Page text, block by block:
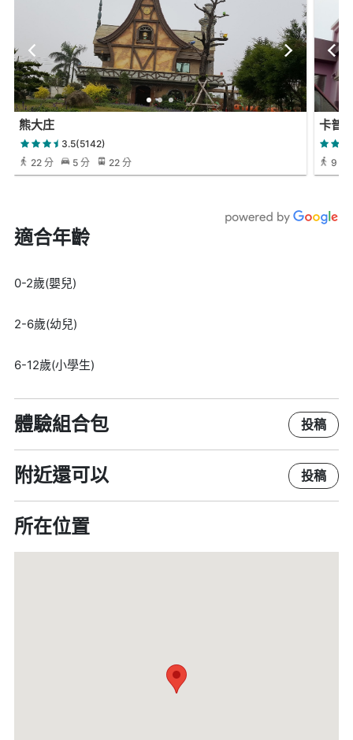
熊大庄
3.5(5142)
22 分
5 分 22 分
卡普
9 分
適合年齡
0-2歲(嬰兒)
2-6歲(幼兒)
6-12歲(小學生)
體驗組合包 投稿
附近還可以 投稿
所在位置